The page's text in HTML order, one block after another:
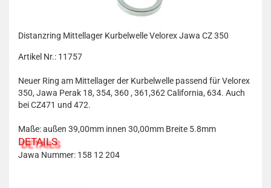
Distanzring Mittellager Kurbelwelle Velorex Jawa CZ 350
Artikel Nr.: 11757
Neuer Ring am Mittellager der Kurbelwelle passend für Velorex
350, Jawa Perak 18, 354, 360 , 361,362 California, 634. Auch
bei CZ471 und 472.
Maße: außen 39,00mm innen 30,00mm Breite 5.8mm
DETAILS
Jawa Nummer: 158 12 204